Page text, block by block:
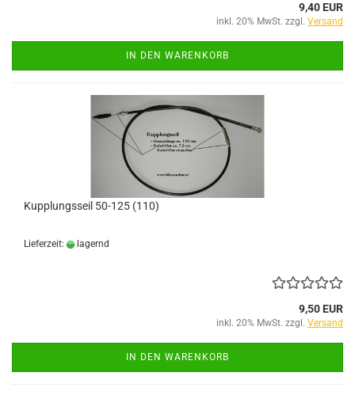
9,40 EUR
inkl. 20% MwSt. zzgl. Versand
IN DEN WARENKORB
Kupplungsseil 50-125 (110)
Lieferzeit: lagernd
9,50 EUR
inkl. 20% MwSt. zzgl. Versand
IN DEN WARENKORB